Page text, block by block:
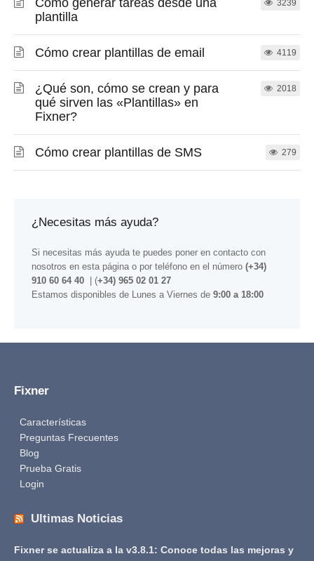
Cómo generar tareas desde una
plantilla
3239
Cómo crear plantillas de email 4119
¿Qué son, cómo se crean y para
qué sirven las «Plantillas» en
Fixner?
2018
Cómo crear plantillas de SMS 279
¿Necesitas más ayuda?
Si necesitas más ayuda te puedes poner en contacto con
nosotros en esta páginao por teléfono en el número (+34)
910 60 64 40
| (+34) 965 02 01 27
Estamos disponibles de Lunes a Viernes de 9:00 a 18:00
Fixner
Características
Preguntas Frecuentes
Blog
Prueba Gratis
Login
Ultimas Noticias
Fixner se actualiza a la v3.8.1: Conoce todas las mejoras y